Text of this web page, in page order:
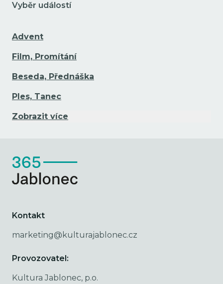
Vyběr událostí
Advent
Film, Promítání
Beseda, Přednáška
Ples, Tanec
Zobrazit více
Kontakt
marketing@kulturajablonec.cz
Provozovatel:
Kultura Jablonec, p.o.